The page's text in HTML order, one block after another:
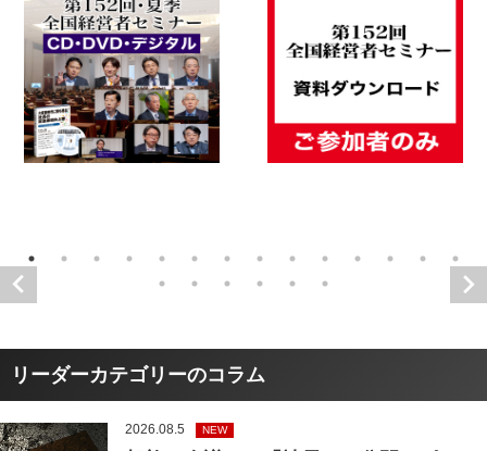
リーダーカテゴリーのコラム
2026.08.5 NEW